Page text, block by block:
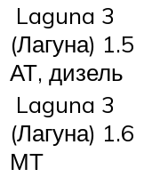
Laguna 3
(Лагуна) 1.5
АТ, дизель
Laguna 3
(Лагуна) 1.6
МТ